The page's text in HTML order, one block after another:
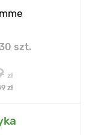
szt.
zł
zł